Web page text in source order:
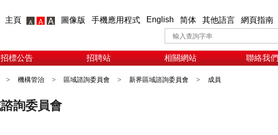
主頁 圖像版 手機應用程式 English 简体 其他語言 網頁指南
招標公告 招聘站 相關網站 聯絡我們
> 機構管治 > 區域諮詢委員會 > 新界區域諮詢委員會 > 成員